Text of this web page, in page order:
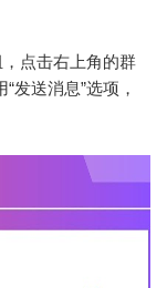
点击右上角的群
发送消息”选项，